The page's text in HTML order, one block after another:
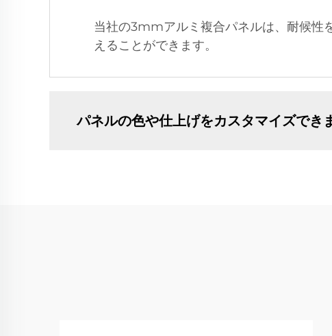
当社の3mmアルミ複合パネルは、耐候性
えることができます。
パネルの色や仕上げをカスタマイズでき